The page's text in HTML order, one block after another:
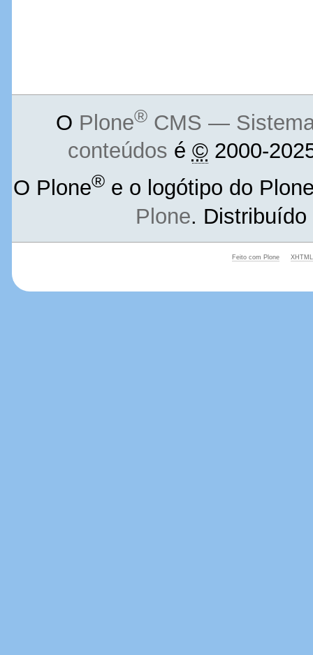
O Plone®CMS — Sistema
conteúdos é ©2000-
O Plone® e o logótipo do
Plone.
Feito com Plone